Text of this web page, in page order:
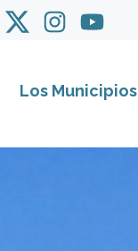
Los Municipios